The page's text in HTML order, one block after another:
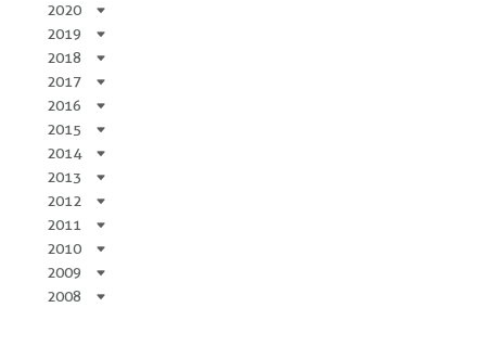
2020
2019
2018
2017
2016
2015
2014
2013
2012
2011
2010
2009
2008